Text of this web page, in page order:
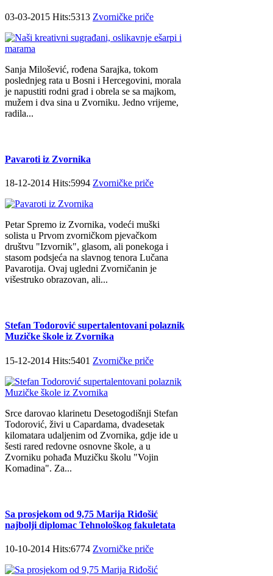
03-03-2015 Hits:5313 Zvorničke priče
Sanja Milošević, rođena Sarajka, tokom
poslednjeg rata u Bosni i Hercegovini, morala
je napustiti rodni grad i obrela se sa majkom,
mužem i dva sina u Zvorniku. Jedno vrijeme,
radila...
Pavaroti iz Zvornika
18-12-2014 Hits:5994 Zvorničke priče
Petar Spremo iz Zvornika, vodeći muški
solista u Prvom zvorničkom pjevačkom
društvu "Izvornik", glasom, ali ponekoga i
stasom podsjeća na slavnog tenora Lučana
Pavarotija. Ovaj ugledni Zvorničanin je
višestruko obrazovan, ali...
Stefan Todorović supertalentovani polaznik
Muzičke škole iz Zvornika
15-12-2014 Hits:5401 Zvorničke priče
Srce darovao klarinetu Desetogodišnji Stefan
Todorović, živi u Capardama, dvadesetak
kilomatara udaljenim od Zvornika, gdje ide u
šesti rared redovne osnovne škole, a u
Zvorniku pohađa Muzičku školu "Vojin
Komadina". Za...
Sa prosjekom od 9,75 Marija Riđošić
najbolji diplomac Tehnološkog fakuletata
10-10-2014 Hits:6774 Zvorničke priče